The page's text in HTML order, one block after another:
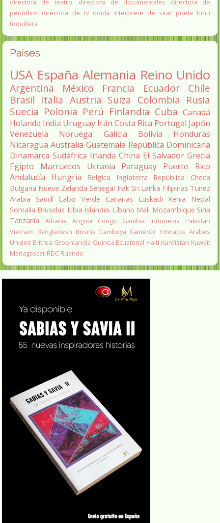
directora de teatro.
directora de documentales
directora de
periódico directora de tv doula intérprete de sitar poeta Innu
toquillera
Paises
USA España Alemania Reino Unido
Argentina México Francia Ecuador
Chile
Brasil Italia Austria Suiza Colombia Rusia
Suecia Polonia Perú Finlandia Cuba Canadá
Holanda India Uruguay Irán Costa Rica Portugal Japón
Venezuela
Noruega Galicia Bolivia
Honduras
Nicaragua Australia Guatemala República Dominicana
Dinamarca Sudáfrica Irlanda China El Salvador Grecia
Egipto
Marruecos Ucrania Paraguay
Puerto Rico
Andalucía
Hungria Belgica Inglaterra
República Checa
Bulgaria Nueva Zelanda Senegal Irak Sri Lanka Filipinas Tunez
Arabia Saudí Cabo Verde Canarias Euskadi Kenia
Nepal
Somalia Bruselas Libia Islandia. Líbano Mali Mozambique Siria
Tanzania
Albania Angola Congo Gambia Indonesia
Pakistan
Vietnam Bangladesh Bosnia Camboya Camerún Emiratos Arabes
Unidos Eritrea Groenlandia Guinea Ecuatorial Haití Kurdistan Kuwait
Madagascar RDC Ruanda